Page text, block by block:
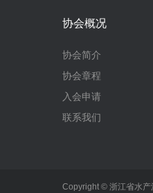
协会概况
协会简介
协会章程
入会申请
联系我们
Copyright © 浙江省水